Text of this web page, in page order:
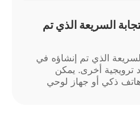
السريعة الذي تم
الذي تم إنشاؤه في
ترويجية أخرى. يمكن